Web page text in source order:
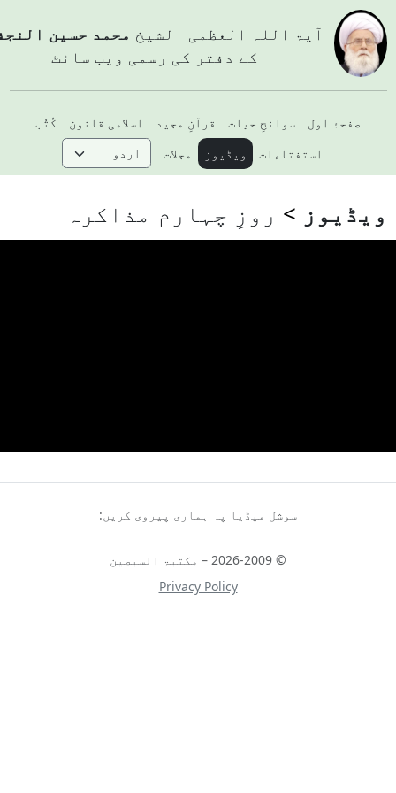
آيۃ اللہ العظمی الشيخمحمد حسین
کے دفتر کی رسمی ویب سائٹ
صفحۂ اول سوانحِ حیات قرآنِ مجید اسلامی قانون
کُتُب
استفتاءات
ویڈیوز مجلات
روزِ چہارم مذاکرہ
سوشل میڈیا پہ ہماری پیروی کریں:
Privacy Policy